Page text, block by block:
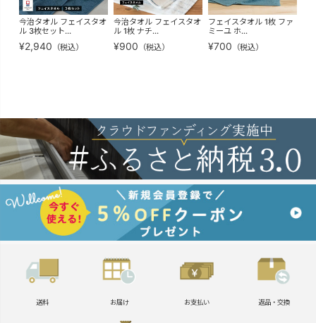
今治タオル フェイスタオ
ル 3枚セット...
¥2,940 （税込）
今治タオル フェイスタオ
ル 1枚 ナチ...
¥900 （税込）
フェイスタオル 1枚 ファ
ミーユ ホ...
¥700 （税込）
送料 お届け お支払い 返品・交換